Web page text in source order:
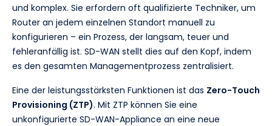
und komplex. Sie erfordern oft qualifizierte Techniker, um
Router an jedem einzelnen Standort manuell zu
konfigurieren – ein Prozess, der langsam, teuer und
fehleranfällig ist. SD-WAN stellt dies auf den Kopf, indem
es den gesamten Managementprozess zentralisiert.
Eine der leistungsstärksten Funktionen ist das Zero-Touch
Provisioning (ZTP). Mit ZTP können Sie eine
unkonfigurierte SD-WAN-Appliance an eine neue